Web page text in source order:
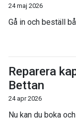
24 maj 2026
Gå in och beställ
Reparera
Bettan
24 apr 2026
Nu kan du boka